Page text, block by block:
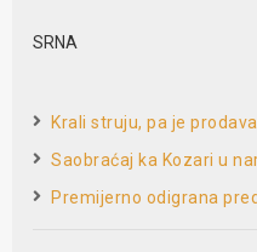
SRNA
Krali struju, pa je
Saobraćaj ka Kozari u
Premijerno odigrana